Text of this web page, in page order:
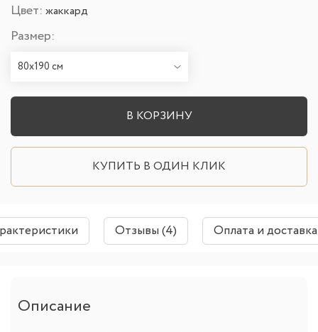
Цвет: жаккард
Размер:
80х190 см
В КОРЗИНУ
КУПИТЬ В ОДИН КЛИК
Отзывы (4) Оплата и доставка
Описание